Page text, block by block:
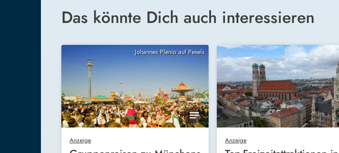
Das könnte Dich auch interessieren
Johannes Plenio auf Pexels
Anzeige Anzeige